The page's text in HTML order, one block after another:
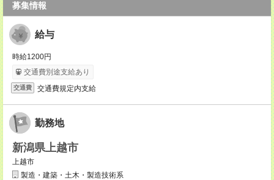
募集情報
給与
時給1200円
交通費別途支給あり
交通費 交通費規定内支給
勤務地
新潟県上越市
上越市
製造・建築・土木・製造技術系